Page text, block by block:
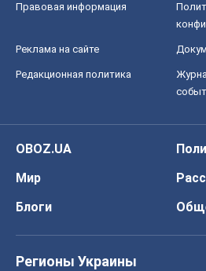
Правовая информация
Реклама на сайте
Редакционная политика
OBOZ.UA
Мир
Блоги
Регионы Украины